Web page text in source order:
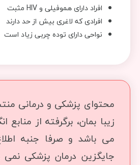
افراد دارای هموفیلی و HIV مثبت
افرادی که لاغری بیش از حد دارند
نواحی دارای توده چربی زیاد است
محتوای پزشکی و درمانی
زیبا بمان، برگرفته از
می باشد و صرفا جنبه
جایگزین درمان پزشکی